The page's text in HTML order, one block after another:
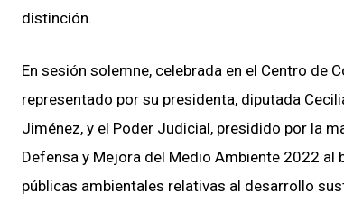
distinción.
En sesión solemne, celebrada en el Centro de
representado por su presidenta, diputada
Jiménez, y el Poder Judicial, presidido por la
Defensa y Mejora del Medio Ambiente 2022
públicas ambientales relativas al desarrollo